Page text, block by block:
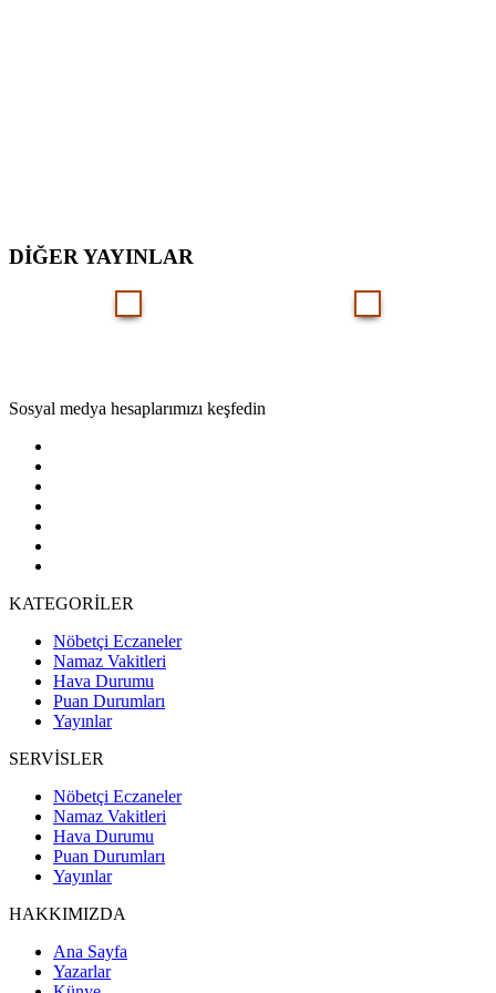
DİĞER YAYINLAR
Sosyal medya hesaplarımızı keşfedin
KATEGORİLER
Nöbetçi Eczaneler
Namaz Vakitleri
Hava Durumu
Puan Durumları
Yayınlar
SERVİSLER
Nöbetçi Eczaneler
Namaz Vakitleri
Hava Durumu
Puan Durumları
Yayınlar
HAKKIMIZDA
Ana Sayfa
Yazarlar